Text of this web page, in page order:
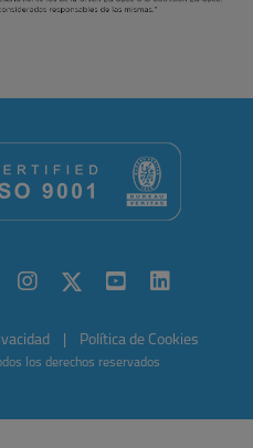
Política de Cookies
los derechos reservados